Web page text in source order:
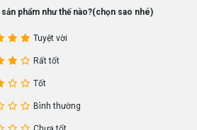
sản phẩm như thế nào?(chọn sao nhé)
Tuyệt vời
Rất tốt
Tốt
Bình thường